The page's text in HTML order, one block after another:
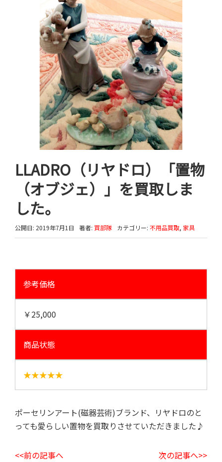
LLADRO（リヤドロ）「置物
（オブジェ）」を買取しま
した。
公開日: 2019年7月1日 著者: 買部隊 カテゴリー: 不用品買取, 家具
参考価格
￥25,000
商品状態
★★★★★
ポーセリンアート(磁器芸術)ブランド、リヤドロのと
っても愛らしい置物を買取りさせていただきました♪
<<前の記事へ 次の記事へ>>